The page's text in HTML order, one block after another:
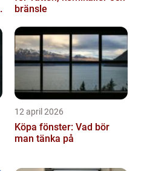
bränsle
12 april 2026
Köpa fönster: Vad bör
man tänka på